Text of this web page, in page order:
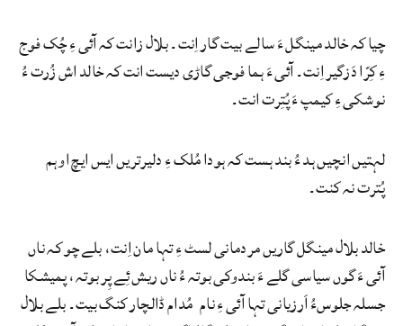
چیا کہ خالد مینگل ءَ سالے بیت گار اِںت۔ بلال زانت کہ آئی ءِ چُک فوج
ءِ کِرّا دَزگیر اِنت۔ آئی ءَ ہما فوجی گاڑی دیست انت کہ خالد اش زُرت ءُ
نوشکی ءِ کیمپ ءَ پُتِرت انت۔
لہتیں انچیں ہد ءُ بند ہست کہ ہودا مُلک ءِ دلیرتریں ایس ایچ او ہم
پُترت نہ کنت۔
خالد بلال مینگل گاریں مردمانی لسٹ ءِ تہا مان اِنت، بلے چو کہ ناں
آئی ءَ گوں سیاسی گلے ءَ بندوکی بوتہ ءُ ناں ریش ئِے پِر بوتہ، پمیشکا
جسلہ جلوسءُ اَرزیانی تہا آئی ءِ نام مُدام ڈالچار کنگ بیت۔ بلے بلال